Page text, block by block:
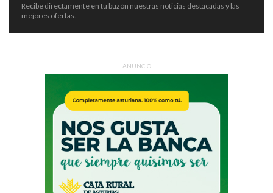
Recibe directamente en tu buzón nuestras noticias destacadas y las
mejores ofertas.
ANUNCIO